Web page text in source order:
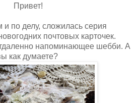
Привет!
по делу, сложилась серия
почтовых карточек.
напоминающее шебби. А
как думаете?